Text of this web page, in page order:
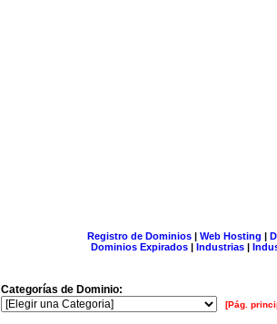
Registro de Dominios| Web Hosting |
Dominios Expirados | Industrias |
Categorías de Dominio:
[Pág.